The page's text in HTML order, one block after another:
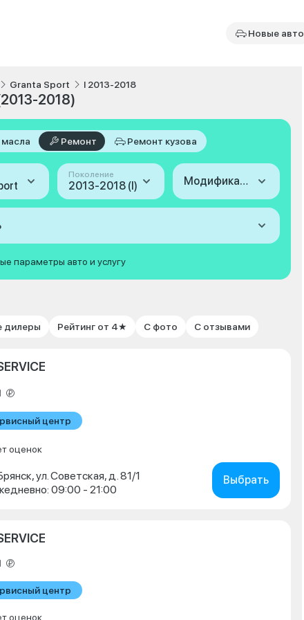
Новые авто
Granta Sport I 2013-2018
2018)
Ремонт Ремонт кузова
Поколение
2013-2018 (I) Модификация
параметры авто и услугу
дилеры Рейтинг от 4★ С фото С отзывами
центр
оценок
ул. Советская, д. 81/1
09:00 - 21:00
Выбрать
центр
оценок